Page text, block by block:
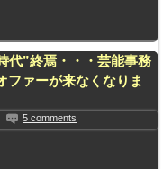
代”終焉・・・芸能事務
ファーが来なくなりま
5 comments